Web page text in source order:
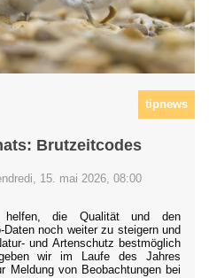
tipnews
Brutzeitcodes
15. mai 2026, 08:00
die Qualität und den
Daten noch weiter zu steigern und
und Artenschutz bestmöglich
wir im Laufe des Jahres
Meldung von Beobachtungen bei